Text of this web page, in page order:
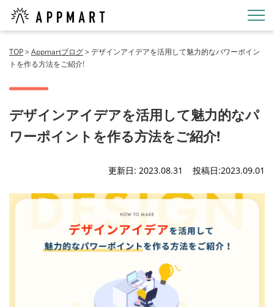
TOP>Appmartブログ>デザインアイデアを活用して魅力的なパワーポイン
トを作る方法をご紹介!
デザインアイデアを活用して魅力的なパ
ワーポイントを作る方法をご紹介!
更新日: 2023.08.31 投稿日:2023.09.01